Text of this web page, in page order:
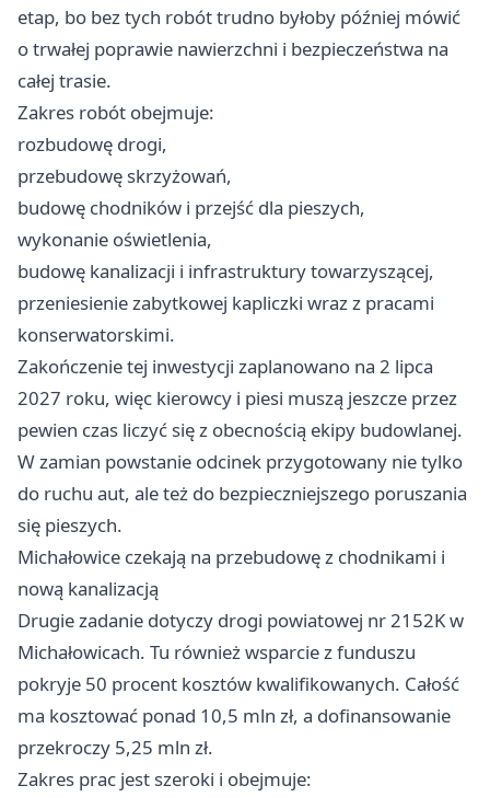
etap, bo bez tych robót trudno byłoby później mówić
o trwałej poprawie nawierzchni i bezpieczeństwa na
całej trasie.
Zakres robót obejmuje:
rozbudowę drogi,
przebudowę skrzyżowań,
budowę chodników i przejść dla pieszych,
wykonanie oświetlenia,
budowę kanalizacji i infrastruktury towarzyszącej,
przeniesienie zabytkowej kapliczki wraz z pracami
konserwatorskimi.
Zakończenie tej inwestycji zaplanowano na 2 lipca
2027 roku, więc kierowcy i piesi muszą jeszcze przez
pewien czas liczyć się z obecnością ekipy budowlanej.
W zamian powstanie odcinek przygotowany nie tylko
do ruchu aut, ale też do bezpieczniejszego poruszania
się pieszych.
Michałowice czekają na przebudowę z chodnikami i
nową kanalizacją
Drugie zadanie dotyczy drogi powiatowej nr 2152K w
Michałowicach. Tu również wsparcie z funduszu
pokryje 50 procent kosztów kwalifikowanych. Całość
ma kosztować ponad 10,5 mln zł, a dofinansowanie
przekroczy 5,25 mln zł.
Zakres prac jest szeroki i obejmuje: